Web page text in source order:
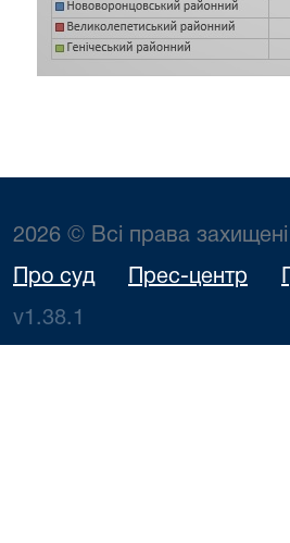
2026 © Всі права захищені
Про суд Прес-центр
v1.38.1